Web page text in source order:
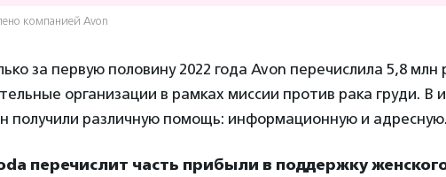
компанией Avon
за первую половину 2022 года Avon перечислила 5,8 млн
организации в рамках миссии против рака груди. В
получили различную помощь: информационную и адресную.
перечислит часть прибыли в поддержку